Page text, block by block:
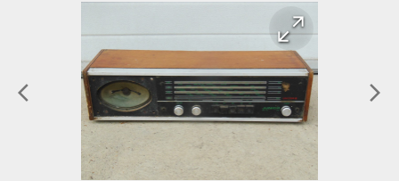
arrow_back_ios
arrow_back
arrow_forward
arrow_forward_ios